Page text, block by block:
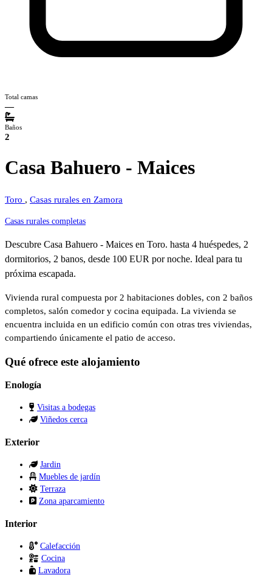
Total camas
—
Baños
2
Casa Bahuero - Maices
Toro , Casas rurales en Zamora
Casas rurales completas
Descubre Casa Bahuero - Maices en Toro. hasta 4 huéspedes, 2
dormitorios, 2 banos, desde 100 EUR por noche. Ideal para tu
próxima escapada.
Vivienda rural compuesta por 2 habitaciones dobles, con 2 baños
completos, salón comedor y cocina equipada. La vivienda se
encuentra incluida en un edificio común con otras tres viviendas,
compartiendo únicamente el patio de acceso.
Qué ofrece este alojamiento
Enología
Visitas a bodegas
Viñedos cerca
Exterior
Jardin
Muebles de jardín
Terraza
Zona aparcamiento
Interior
Calefacción
Cocina
Lavadora